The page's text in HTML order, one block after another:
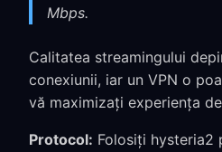
Mbps.
Calitatea streamingului
conexiunii, iar un VPN o
vă maximizați experiența
Protocol: Folosiți hysteria2